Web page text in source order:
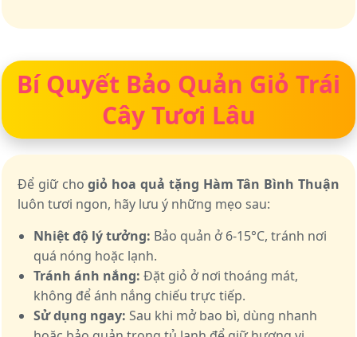
Bí Quyết Bảo Quản Giỏ Trái
Cây Tươi Lâu
Để giữ chogiỏ hoa quả tặng Hàm Tân Bình Thuận
luôn tươi ngon, hãy lưu ý những mẹo sau:
Nhiệt độ lý tưởng: Bảo quản ở 6-15°C, tránh nơi
quá nóng hoặc lạnh.
Tránh ánh nắng: Đặt giỏ ở nơi thoáng mát,
không để ánh nắng chiếu trực tiếp.
Sử dụng ngay: Sau khi mở bao bì, dùng nhanh